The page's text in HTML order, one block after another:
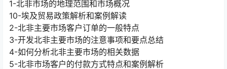
10-埃及贸易政策解析和案例解读
2-北非主要市场客户订单的一般特点
3-开发北非主要市场的注意事项和要点总结
4-如何分析北非主要市场的相关数据
5-北非市场客户的付款方式特点和案例解析
6-北非主要市场和欧洲市场的区别